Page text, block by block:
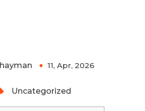
hayman 11, Apr, 2026
Uncategorized